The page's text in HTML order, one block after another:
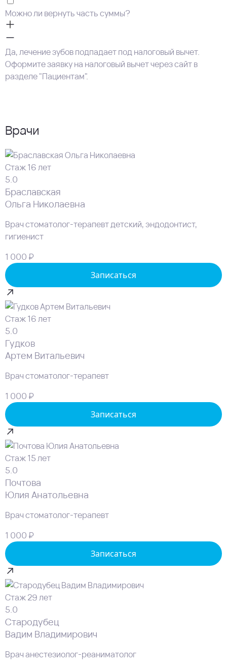
Можно ли вернуть часть суммы?
Да, лечение зубов подпадает под налоговый вычет.
Оформите заявку на налоговый вычет через сайт в
разделе "Пациентам".
Врачи
Стаж 16 лет
5.0
Браславская
Ольга Николаевна
Врач стоматолог-терапевт детский, эндодонтист,
гигиенист
1 000 ₽
Записаться
Стаж 16 лет
5.0
Гудков
Артем Витальевич
Врач стоматолог-терапевт
1 000 ₽
Записаться
Стаж 15 лет
5.0
Почтова
Юлия Анатольевна
Врач стоматолог-терапевт
1 000 ₽
Записаться
Стаж 29 лет
5.0
Стародубец
Вадим Владимирович
Врач анестезиолог-реаниматолог